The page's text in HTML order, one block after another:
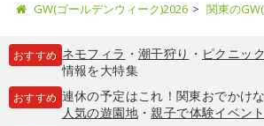
GW(ゴールデンウィーク)2026 関東の
おすすめ ネモフィラ ・ 潮干狩り ・ ピクニック
情報を大特集
おすすめ 連休の予定はこれ！関東おでかけ
人気の遊園地・親子で体験イベント